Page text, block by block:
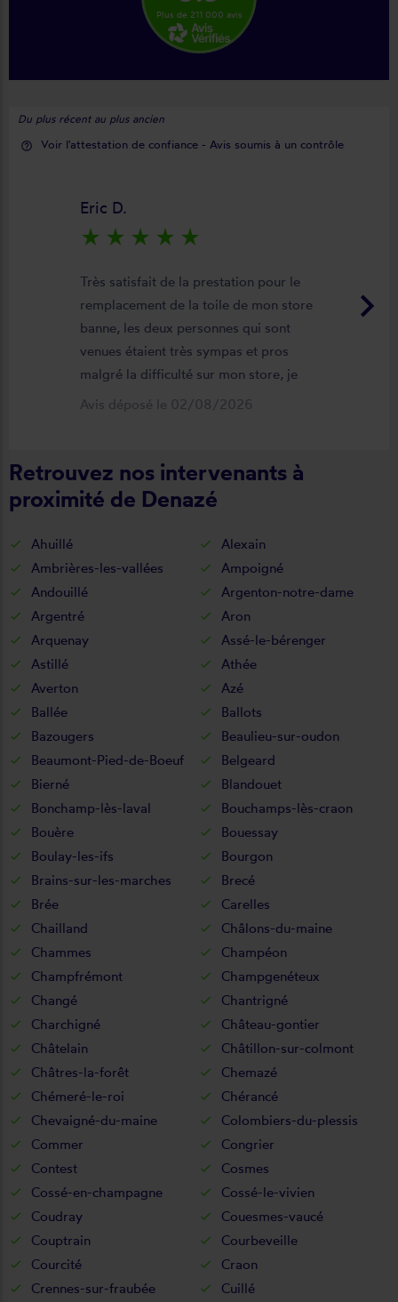
Plus de 211 000 avis
Du plus récent au plus ancien
help_outline Voir l'attestation de confiance - Avis soumis à un contrôle
keyboard_arrow_right
Eric D.
star_rate star_rate star_rate star_rate star_rate
Très satisfait de la prestation pour le
remplacement de la toile de mon store
banne, les deux personnes qui sont
venues étaient très sympas et pros
malgré la difficulté sur mon store, je
suis satisfait du résultat et du
de la pose je recommande ????
Avis déposé le 02/08/2026
Retrouvez nos intervenants à
proximité de Denazé
Ahuillé
Alexain
Ambrières-les-vallées
Ampoigné
Andouillé
Argenton-notre-dame
Argentré
Aron
Arquenay
Assé-le-bérenger
Astillé
Athée
Averton
Azé
Ballée
Ballots
Bazougers
Beaulieu-sur-oudon
Beaumont-Pied-de-Boeuf
Belgeard
Bierné
Blandouet
Bonchamp-lès-laval
Bouchamps-lès-craon
Bouère
Bouessay
Boulay-les-ifs
Bourgon
Brains-sur-les-marches
Brecé
Brée
Carelles
Chailland
Châlons-du-maine
Chammes
Champéon
Champfrémont
Champgenéteux
Changé
Chantrigné
Charchigné
Château-gontier
Châtelain
Châtillon-sur-colmont
Châtres-la-forêt
Chemazé
Chémeré-le-roi
Chérancé
Chevaigné-du-maine
Colombiers-du-plessis
Commer
Congrier
Contest
Cosmes
Cossé-en-champagne
Cossé-le-vivien
Coudray
Couesmes-vaucé
Couptrain
Courbeveille
Courcité
Craon
Crennes-sur-fraubée
Cuillé